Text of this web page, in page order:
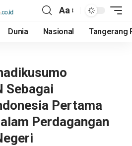
Aa
Dunia Nasional Tangerang
Sebagai
Pertama
Perdagangan